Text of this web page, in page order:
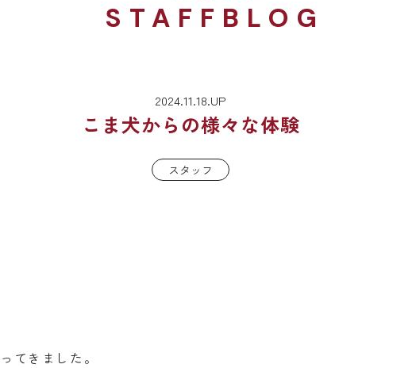
STAFFBLOG
2024.11.18.UP
こま犬からの様々な体験
スタッフ
てきました。